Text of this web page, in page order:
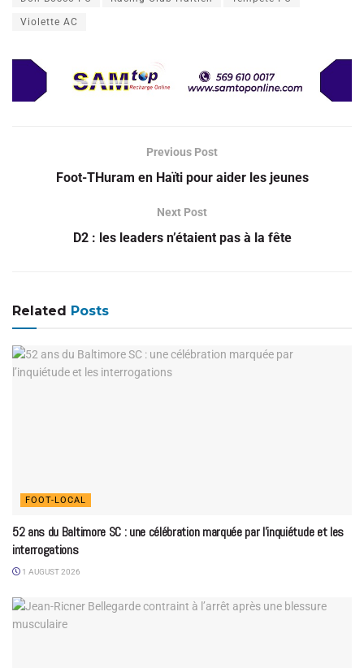
Violette AC
Previous Post
Foot-THuram en Haïti pour aider les jeunes
Next Post
D2 : les leaders n’étaient pas à la fête
Related Posts
FOOT-LOCAL
52 ans du Baltimore SC : une célébration marquée par l’inquiétude et les
interrogations
1 AUGUST 2026